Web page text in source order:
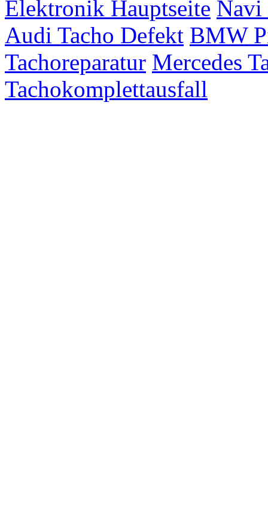
Elektronik Hauptseite Navi
Audi Tacho Defekt BMW
Tachoreparatur Mercedes
Tachokomplettausfall